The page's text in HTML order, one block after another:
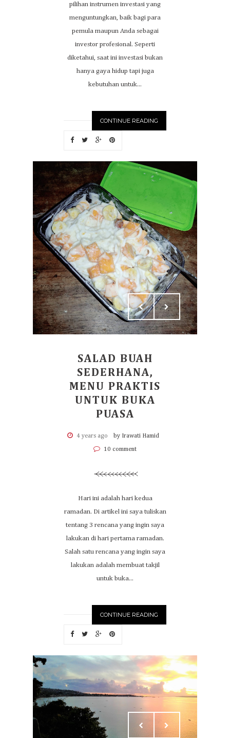
pilihan instrumen investasi yang
menguntungkan, baik bagi para
pemula maupun Anda sebagai
investor profesional. Seperti
diketahui, saat ini investasi bukan
hanya gaya hidup tapi juga
kebutuhan untuk...
CONTINUE READING
SALAD BUAH
SEDERHANA,
MENU PRAKTIS
UNTUK BUKA
PUASA
4 years ago by Irawati Hamid
10 comment
Hari ini adalah hari kedua
ramadan. Di artikel ini saya tuliskan
tentang 3 rencana yang ingin saya
lakukan di hari pertama ramadan.
Salah satu rencana yang ingin saya
lakukan adalah membuat takjil
untuk buka...
CONTINUE READING